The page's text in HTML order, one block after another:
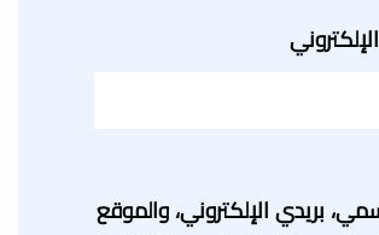
بريدي الإلكتروني، والموقع